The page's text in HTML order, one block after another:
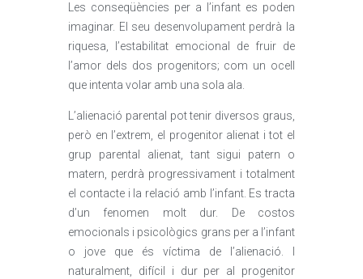
Les conseqüències per a l’infant es poden
imaginar. El seu desenvolupament perdrà la
riquesa, l’estabilitat emocional de fruir de
l’amor dels dos progenitors; com un ocell
que intenta volar amb una sola ala.
L’alienació parental pot tenir diversos graus,
però en l’extrem, el progenitor alienat i tot el
grup parental alienat, tant sigui patern o
matern, perdrà progressivament i totalment
el contacte i la relació amb l’infant. Es tracta
d’un fenomen molt dur. De costos
emocionals i psicològics grans per a l’infant
o jove que és víctima de l’alienació. I
naturalment, difícil i dur per al progenitor